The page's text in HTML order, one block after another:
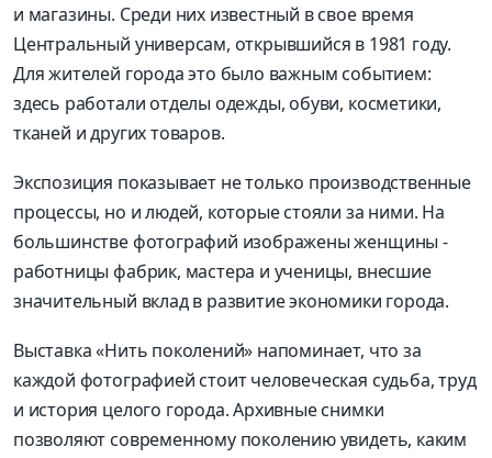
и магазины. Среди них известный в свое время
Центральный универсам, открывшийся в 1981 году.
Для жителей города это было важным событием:
здесь работали отделы одежды, обуви, косметики,
тканей и других товаров.
Экспозиция показывает не только производственные
процессы, но и людей, которые стояли за ними. На
большинстве фотографий изображены женщины -
работницы фабрик, мастера и ученицы, внесшие
значительный вклад в развитие экономики города.
Выставка «Нить поколений» напоминает, что за
каждой фотографией стоит человеческая судьба, труд
и история целого города. Архивные снимки
позволяют современному поколению увидеть, каким